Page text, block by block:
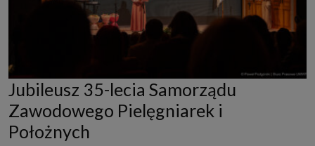
Jubileusz 35-lecia Samorządu
Zawodowego Pielęgniarek i
Położnych